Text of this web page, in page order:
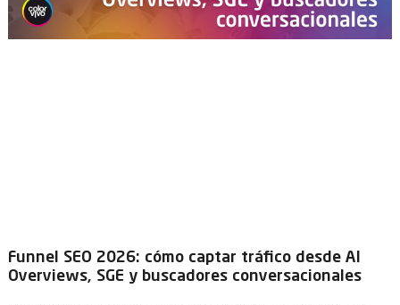
Funnel SEO 2026: cómo captar tráfico desde AI
Overviews, SGE y buscadores conversacionales